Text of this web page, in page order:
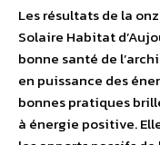
Les résultats de la
Solaire Habitat
bonne santé de
en puissance des
bonnes pratiques
à énergie positive.